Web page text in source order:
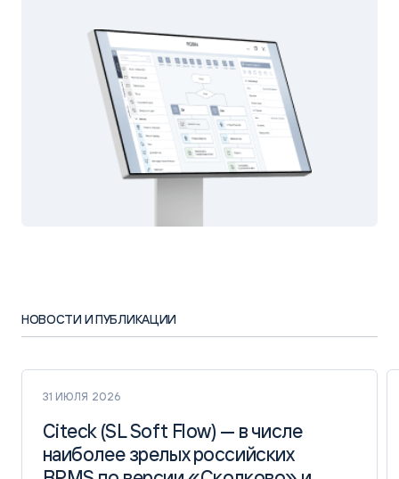
НОВОСТИ И ПУБЛИКАЦИИ
31 ИЮЛЯ 2026
Citeck (SL Soft Flow) — в числе
наиболее зрелых российских
Citeck (SL Soft Flow) — в числе
наиболее зрелых российских